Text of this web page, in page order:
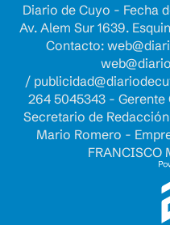
Diario de Cuyo - Fecha
Av. Alem Sur 1639.
Contacto:
/
264 5045343 - Gerente
Secretario de
Mario Romero -
FRANCISCO